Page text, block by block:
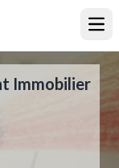
Immobilier